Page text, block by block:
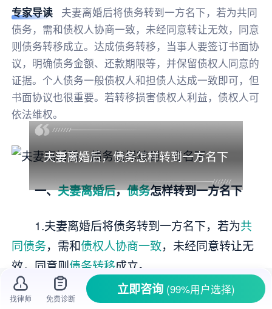
专家导读
夫妻离婚后将债务转到一方名下，若为共同
债务，需和债权人协商一致，未经同意转让无效，同意
则债务转移成立。达成债务转移，当事人要签订书面协
议，明确债务金额、还款期限等，并保留债权人同意的
证据。个人债务一般债权人和担债人达成一致即可，但
书面协议也很重要。若转移损害债权人利益，债权人可
依法维权。
夫妻离婚后，债务怎样转到一方名下
一、夫妻离婚后，债务怎样转到一方名下
1.夫妻离婚后将债务转到一方名下，若为共
同债务，需和债权人协商一致，未经同意转让无
效，同意则债务转移成立。
2.达成债务转移，当事人要签书面协议，明
找律师 免费诊断
立即咨询 (99%用户选择)